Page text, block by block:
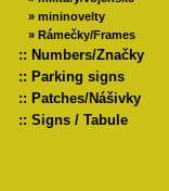
» mininovelty
» Rámečky/Frames
:: Numbers/Značky
:: Parking signs
:: Patches/Nášivky
:: Signs / Tabule